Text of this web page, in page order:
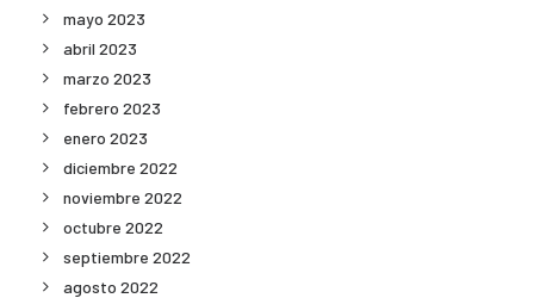
mayo 2023
abril 2023
marzo 2023
febrero 2023
enero 2023
diciembre 2022
noviembre 2022
octubre 2022
septiembre 2022
agosto 2022